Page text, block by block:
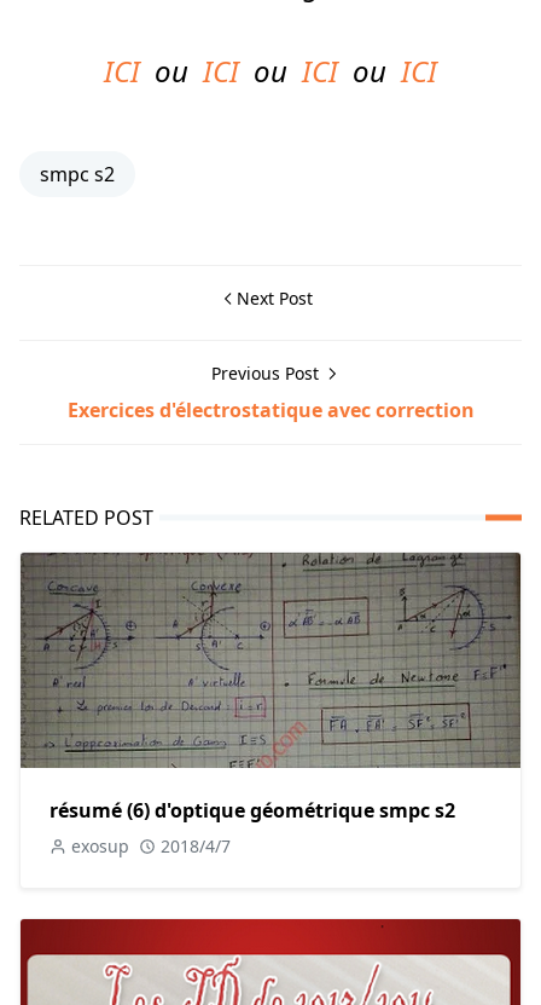
ICIouICIouICIouICI
smpc s2
Next Post
Previous Post
Exercices d'électrostatique avec correction
RELATED POST
résumé (6) d'optique géométrique smpc s2
exosup 2018/4/7